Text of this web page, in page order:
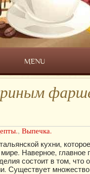
MENU
, Выпечка.
кухни,
Наверное, главное
состоит в том, что
Существует